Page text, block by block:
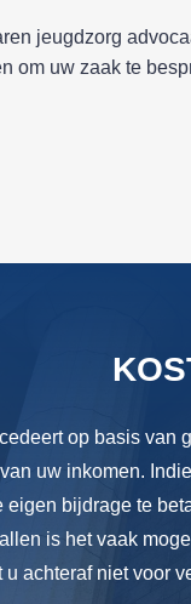
jeugdzorg
om uw zaak te
op basis van
uw inkomen.
eigen bijdrage te
is het vaak
u achteraf niet voor